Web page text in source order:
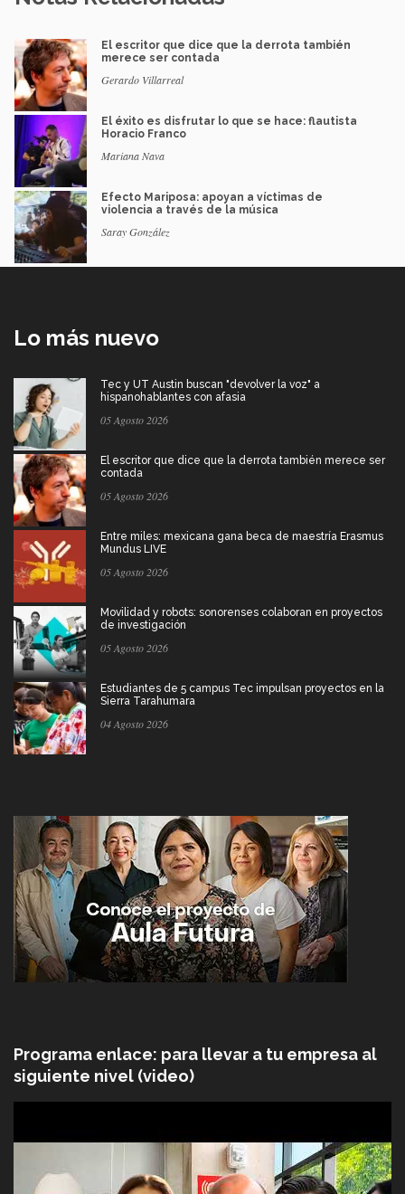
El escritor que dice que la derrota también
merece ser contada
Gerardo Villarreal
El éxito es disfrutar lo que se hace: flautista
Horacio Franco
Mariana Nava
Efecto Mariposa: apoyan a víctimas de
violencia a través de la música
Saray González
Lo más nuevo
Tec y UT Austin buscan "devolver la voz" a
hispanohablantes con afasia
05 Agosto 2026
El escritor que dice que la derrota también merece ser
contada
05 Agosto 2026
Entre miles: mexicana gana beca de maestría Erasmus
Mundus LIVE
05 Agosto 2026
Movilidad y robots: sonorenses colaboran en proyectos
de investigación
05 Agosto 2026
Estudiantes de 5 campus Tec impulsan proyectos en la
Sierra Tarahumara
04 Agosto 2026
Programa enlace: para llevar a tu empresa al
siguiente nivel (video)